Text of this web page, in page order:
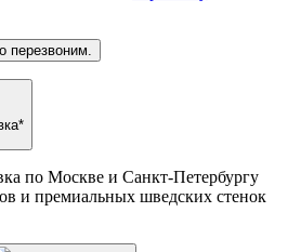
перезвоним.
по Москве и Санкт-Петербургу
и премиальных шведских стенок